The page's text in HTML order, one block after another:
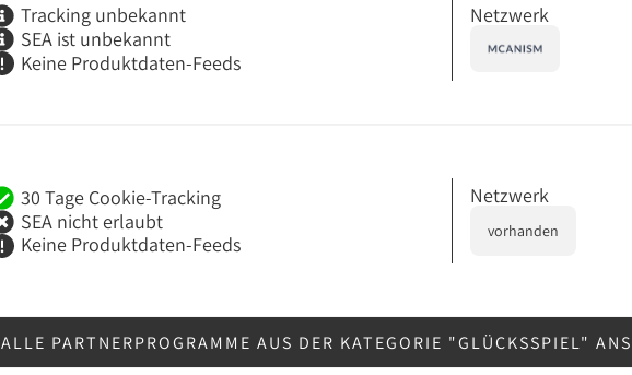
Tracking unbekannt
SEA ist unbekannt
Keine Produktdaten-Feeds
Netzwerk
30 Tage Cookie-Tracking
SEA nicht erlaubt
Keine Produktdaten-Feeds
Netzwerk
vorhanden
ALLE PARTNERPROGRAMME AUS DER KATEGORIE "GLÜCKSSPIEL"